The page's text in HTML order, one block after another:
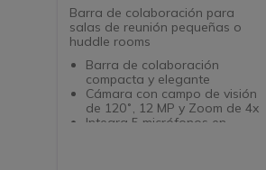
Barra de colaboración para
salas de reunión pequeñas o
huddle rooms
Barra de colaboración
compacta y elegante
Cámara con campo de visión
de 120˚, 12 MP y Zoom de 4x
Integra 5 micrófonos en